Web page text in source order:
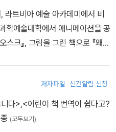
트비아 예술 아카데미에서 비
학예술대학에서 애니메이션을 공
스크』, 그림을 그린 책으로 『왜
저자파일 신간알림 신청
다>,<어린이 책 번역이 쉽다고?
(모두보기)